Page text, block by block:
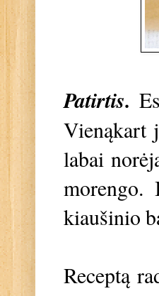
Patirtis.
Vienąkart
labai
kiaušinio
Receptą